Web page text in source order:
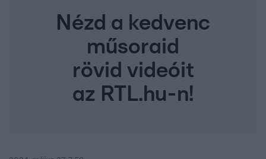
Nézd a kedvenc
műsoraid
rövid videóit
az RTL.hu-n!